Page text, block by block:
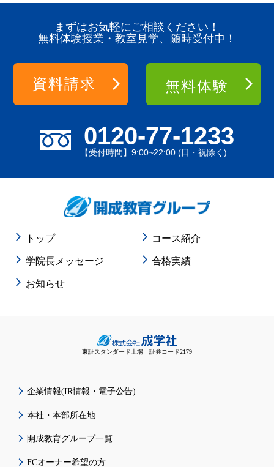
まずはお気軽にご相談ください！
無料体験授業・教室見学、随時受付中！
0120-77-1233
【受付時間】9:00~22:00 (日・祝除く)
資料請求 無料体験
トップ コース紹介
学院長メッセージ 合格実績
お知らせ
東証スタンダード上場 証券コード2179
企業情報(IR情報・電子公告)
本社・本部所在地
開成教育グループ一覧
FCオーナー希望の方